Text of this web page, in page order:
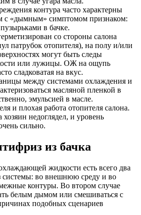
контура часто характерны
с «дымным» симптомом признаком:
в бачке.
со стороны салона
патрубок отопителя), на полу и/или
могут быть следы
или лужицы. ОЖ на ощупь
сладковатая на вкус.
между системами охлаждения и
масляной пленкой в
эмульсией в масле.
и плохая работа отопителя салона.
хозяин недоглядел, и уровень
сильно.
из бачка
жидкости есть всего два
системы: во внешнюю среду и во
контуры. Во втором случае
белым дымом или смешиваться с
подобных сценариев